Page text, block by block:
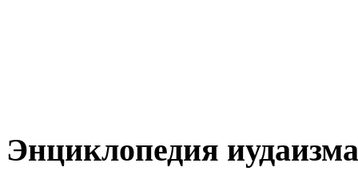
Энциклопедия иудаизма